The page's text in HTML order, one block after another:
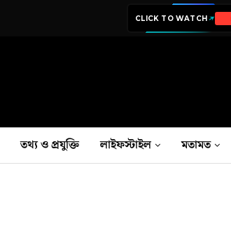
CLICK TO WATCH
তথ‍্য ও প্রযুক্তি লাইফস্টাইল মতামত